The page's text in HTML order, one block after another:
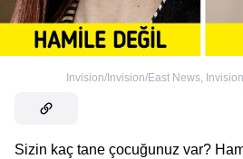
Invision/Invision/East News,
Sizin kaç tane çocuğunuz var?